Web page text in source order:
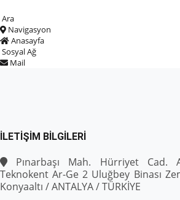
Ara
Navigasyon
Anasayfa
Sosyal Ağ
Mail
İLETIŞIM BILGILERI
Pınarbaşı Mah. Hürriyet Cad.
Teknokent Ar-Ge 2 Uluğbey Binası
Konyaaltı / ANTALYA / TÜRKİYE